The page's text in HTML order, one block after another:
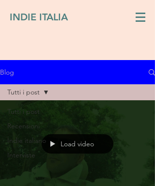
INDIE ITALIA
Blog
Tutti i post
Recensioni
Indie italiano
Interviste
Tutti i post
Load video